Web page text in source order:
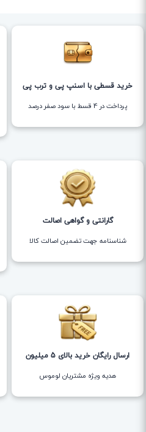
خرید قسطی با اسنپ پی و ترب پی
پرداخت در 4 قسط با سود صفر درصد
گارانتی و گواهی اصالت
شناسنامه جهت تضمین اصالت کالا
ارسال رایگان خرید بالای 5 میلیون
هدیه ویژه مشتریان لوموس